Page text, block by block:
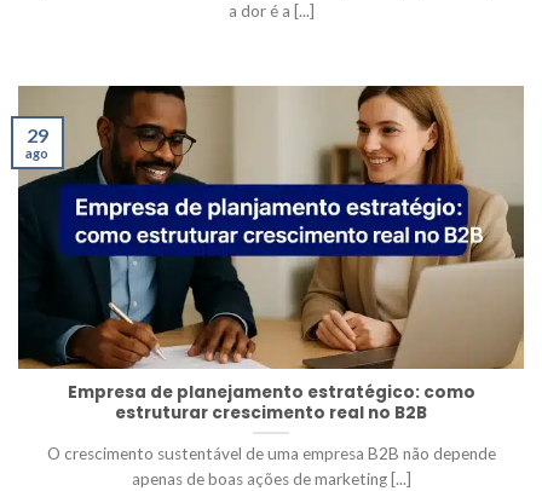
a dor é a [...]
Empresa de planejamento estratégico: como
estruturar crescimento real no B2B
O crescimento sustentável de uma empresa B2B não depende
apenas de boas ações de marketing [...]
29
ago